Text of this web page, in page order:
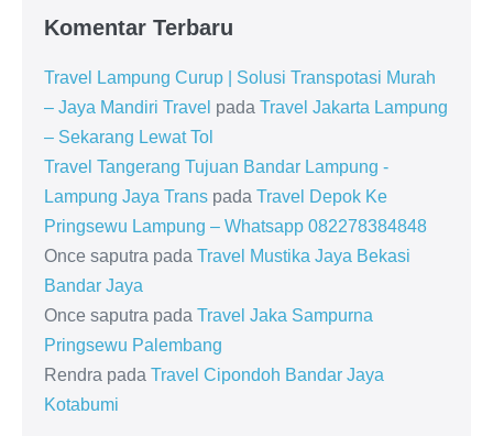
Komentar Terbaru
Travel Lampung Curup | Solusi Transpotasi Murah
– Jaya Mandiri Travel pada Travel Jakarta Lampung
– Sekarang Lewat Tol
Travel Tangerang Tujuan Bandar Lampung -
Lampung Jaya Trans pada Travel Depok Ke
Pringsewu Lampung – Whatsapp 082278384848
Once saputra pada Travel Mustika Jaya Bekasi
Bandar Jaya
Once saputra pada Travel Jaka Sampurna
Pringsewu Palembang
Rendra pada Travel Cipondoh Bandar Jaya
Kotabumi